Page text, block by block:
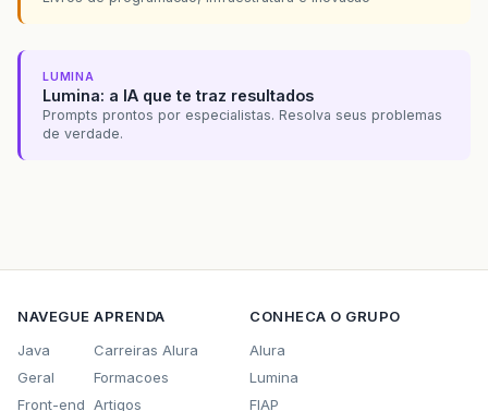
LUMINA
Lumina: a IA que te traz resultados
Prompts prontos por especialistas. Resolva seus problemas
de verdade.
NAVEGUE
Java
Geral
Front-end
APRENDA
Carreiras Alura
Formacoes
Artigos
CONHECA O GRUPO
Alura
Lumina
FIAP